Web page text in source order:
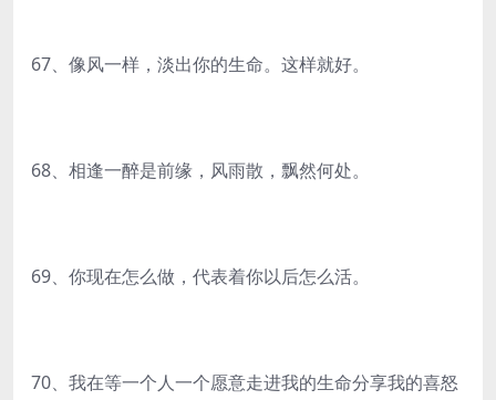
67、像风一样，淡出你的生命。这样就好。
68、相逢一醉是前缘，风雨散，飘然何处。
69、你现在怎么做，代表着你以后怎么活。
70、我在等一个人一个愿意走进我的生命分享我的喜怒